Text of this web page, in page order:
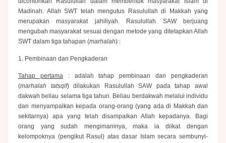
Madinah. Allah SWT telah mengutus Rasulullah di Makkah yang
merupakan masyarakat jahiliyah. Rasulullah SAW berjuang
mengubah masyarakat sesuai dengan metode yang ditetapkan Allah
SWT dalam tiga tahapan (marhalah) :
1. Pembinaan dan Pengkaderan
Tahap pertama: adalah tahap pembinaan dan pengkaderan
(marhalah tatsqif) dilakukan Rasulullah SAW pada tahap awal
dakwah beliau selama tiga tahun. Beliau berdakwah melalui individu
dan menyam­paikan kepada orang-orang (yang ada di Makkah dan
sekitarnya) apa yang telah disampaikan Allah kepada­nya. Bagi
orang yang sudah mengimaninya, maka ia diikat dengan
kelompoknya (pengikut Rasul) atas dasar Islam secara sembunyi-